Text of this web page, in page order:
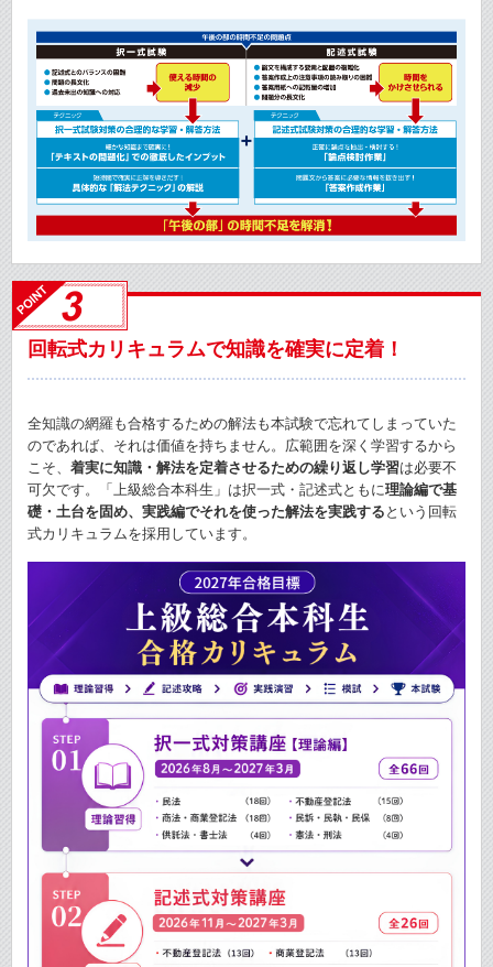
回転式カリキュラムで知識を確実に定着！
全知識の網羅も合格するための解法も本試験で忘れてしまっていた
のであれば、それは価値を持ちません。広範囲を深く学習するから
こそ、 着実に知識・解法を定着させるための繰り返し学習は必要不
可欠です。「上級総合本科生」は択一式・記述式ともに理論編で基
礎・土台を固め、実践編でそれを使った解法を実践する という回転
式カリキュラムを採用しています。